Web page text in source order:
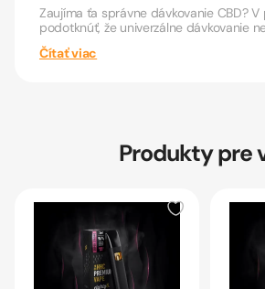
Zaujíma ťa správne dávkovanie CBD?
podotknúť, že univerzálne dávkovanie
preto,...
Čítať viac
Produkty pre